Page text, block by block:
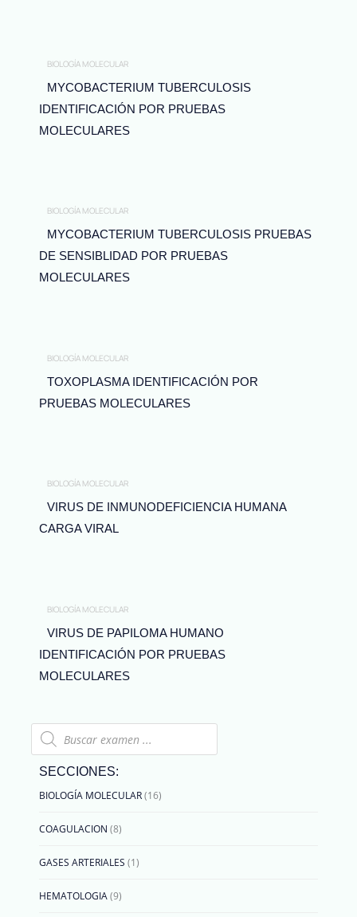
Búsqueda
de
productos
SECCIONES:
BIOLOGÍA MOLECULAR 16
productos
COAGULACION 8
productos
GASES ARTERIALES 1
producto
HEMATOLOGIA 9
productos
productosproductos
productos
productosproductos
productos
producto
BIOLOGÍA MOLECULAR
MYCOBACTERIUM TUBERCULOSIS
IDENTIFICACIÓN POR PRUEBAS
MOLECULARES
BIOLOGÍA MOLECULAR
MYCOBACTERIUM TUBERCULOSIS PRUEBAS
DE SENSIBLIDAD POR PRUEBAS
MOLECULARES
BIOLOGÍA MOLECULAR
TOXOPLASMA IDENTIFICACIÓN POR
PRUEBAS MOLECULARES
BIOLOGÍA MOLECULAR
VIRUS DE INMUNODEFICIENCIA HUMANA
CARGA VIRAL
BIOLOGÍA MOLECULAR
VIRUS DE PAPILOMA HUMANO
IDENTIFICACIÓN POR PRUEBAS
MOLECULARES